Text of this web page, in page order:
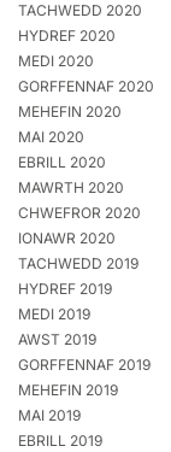
TACHWEDD 2020
HYDREF 2020
MEDI 2020
GORFFENNAF 2020
MEHEFIN 2020
MAI 2020
EBRILL 2020
MAWRTH 2020
CHWEFROR 2020
IONAWR 2020
TACHWEDD 2019
HYDREF 2019
MEDI 2019
AWST 2019
GORFFENNAF 2019
MEHEFIN 2019
MAI 2019
EBRILL 2019